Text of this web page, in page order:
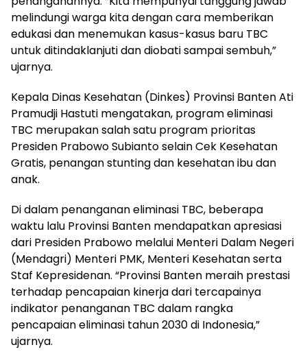
melindungi warga kita dengan cara memberikan
edukasi dan menemukan kasus-kasus baru TBC
untuk ditindaklanjuti dan diobati sampai sembuh,”
ujarnya.
Kepala Dinas Kesehatan (Dinkes) Provinsi Banten Ati
Pramudji Hastuti mengatakan, program eliminasi
TBC merupakan salah satu program prioritas
Presiden Prabowo Subianto selain Cek Kesehatan
Gratis, penangan stunting dan kesehatan ibu dan
anak.
Di dalam penanganan eliminasi TBC, beberapa
waktu lalu Provinsi Banten mendapatkan apresiasi
dari Presiden Prabowo melalui Menteri Dalam Negeri
(Mendagri) Menteri PMK, Menteri Kesehatan serta
Staf Kepresidenan. “Provinsi Banten meraih prestasi
terhadap pencapaian kinerja dari tercapainya
indikator penanganan TBC dalam rangka
pencapaian eliminasi tahun 2030 di Indonesia,”
ujarnya.